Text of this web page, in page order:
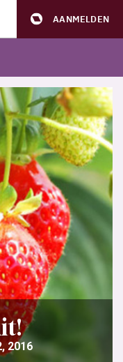
AANMELDEN
2016